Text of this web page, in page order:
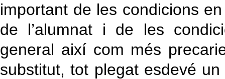
important de les condicions
de l’alumnat i de les
general així com més
substitut, tot plegat esdevé